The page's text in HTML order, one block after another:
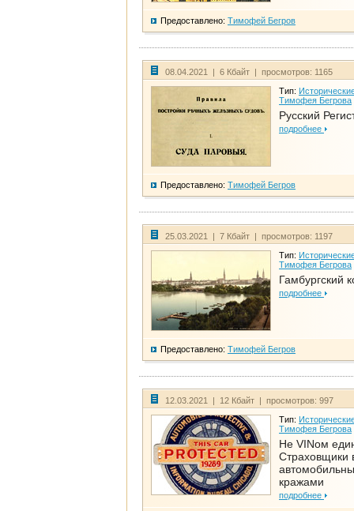
Предоставлено: Тимофей Бегров
08.04.2021 | 6 Кбайт | просмотров: 1165
Тип:
Тимофея Бегрова
Русский
подробнее
Предоставлено: Тимофей Бегров
25.03.2021 | 7 Кбайт | просмотров: 1197
Тип:
Тимофея Бегрова
Гамбургский
подробнее
Предоставлено: Тимофей Бегров
12.03.2021 | 12 Кбайт | просмотров: 997
Тип:
Тимофея Бегрова
Не VINом
Страховщики
кражами
подробнее